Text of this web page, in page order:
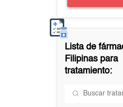
Lista de
Filipinas para
tratamiento: